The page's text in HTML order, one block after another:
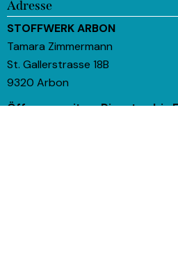
Adresse
STOFFWERK ARBON
Tamara Zimmermann
St. Gallerstrasse 18B
9320 Arbon
Öffnungszeiten:Dienstag bis